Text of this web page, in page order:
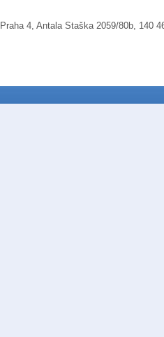
4, Antala Staška 2059/80b, 140